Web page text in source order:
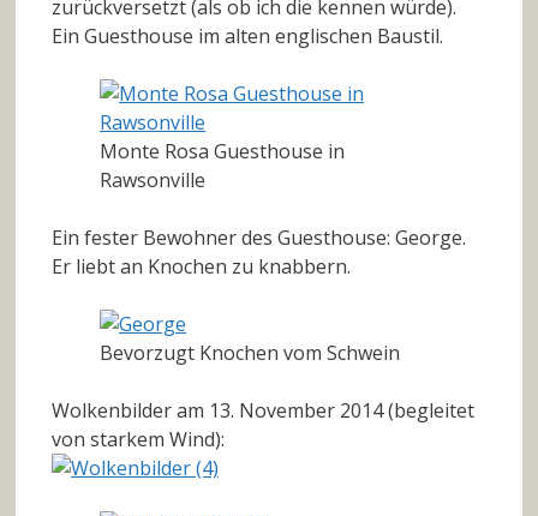
zurückversetzt (als ob ich die kennen würde).
Ein Guesthouse im alten englischen Baustil.
Monte Rosa Guesthouse in
Rawsonville
Ein fester Bewohner des Guesthouse: George.
Er liebt an Knochen zu knabbern.
Bevorzugt Knochen vom Schwein
Wolkenbilder am 13. November 2014 (begleitet
von starkem Wind):